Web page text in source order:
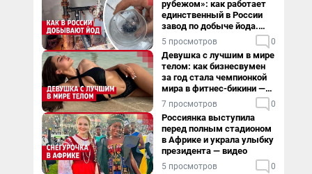
рубежом»: как работает
единственный в России
завод по добыче йода.
Видео
5 просмотров 0
Девушка с лучшим в мире
телом: как бизнесвумен
за год стала чемпионкой
мира в фитнес-бикини —
видео
7 просмотров 0
Россиянка выступила
перед полным стадионом
в Африке и украла улыбку
президента — видео
5 просмотров 0